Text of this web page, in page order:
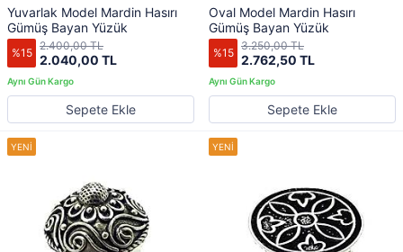
Yuvarlak Model Mardin Hasırı
Gümüş Bayan Yüzük
%15 2.040,00 TL
2.400,00 TL
Sepete Ekle
Oval Model Mardin Hasırı
Gümüş Bayan Yüzük
%15 2.762,50 TL
3.250,00 TL
Sepete Ekle